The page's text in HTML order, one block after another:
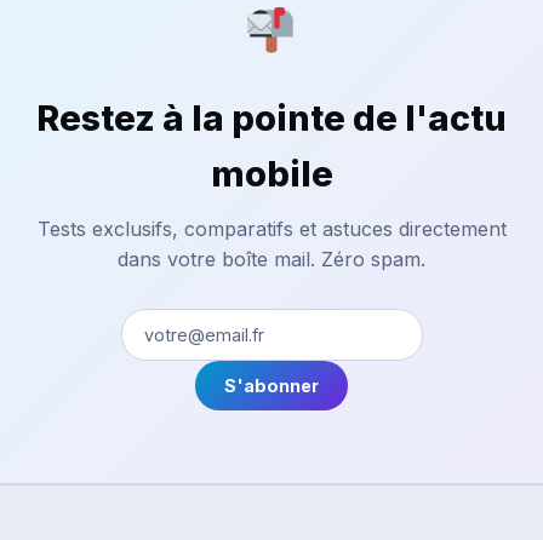
Restez à la pointe de l'actu
mobile
Tests exclusifs, comparatifs et astuces directement
dans votre boîte mail. Zéro spam.
S'abonner